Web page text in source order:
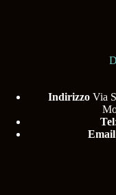
Indirizzo Via
Tel
Email